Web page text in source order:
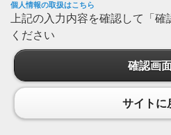
個人情報の取扱はこちら
上記の入力内容を確認して「
ください
確認画
サイトに